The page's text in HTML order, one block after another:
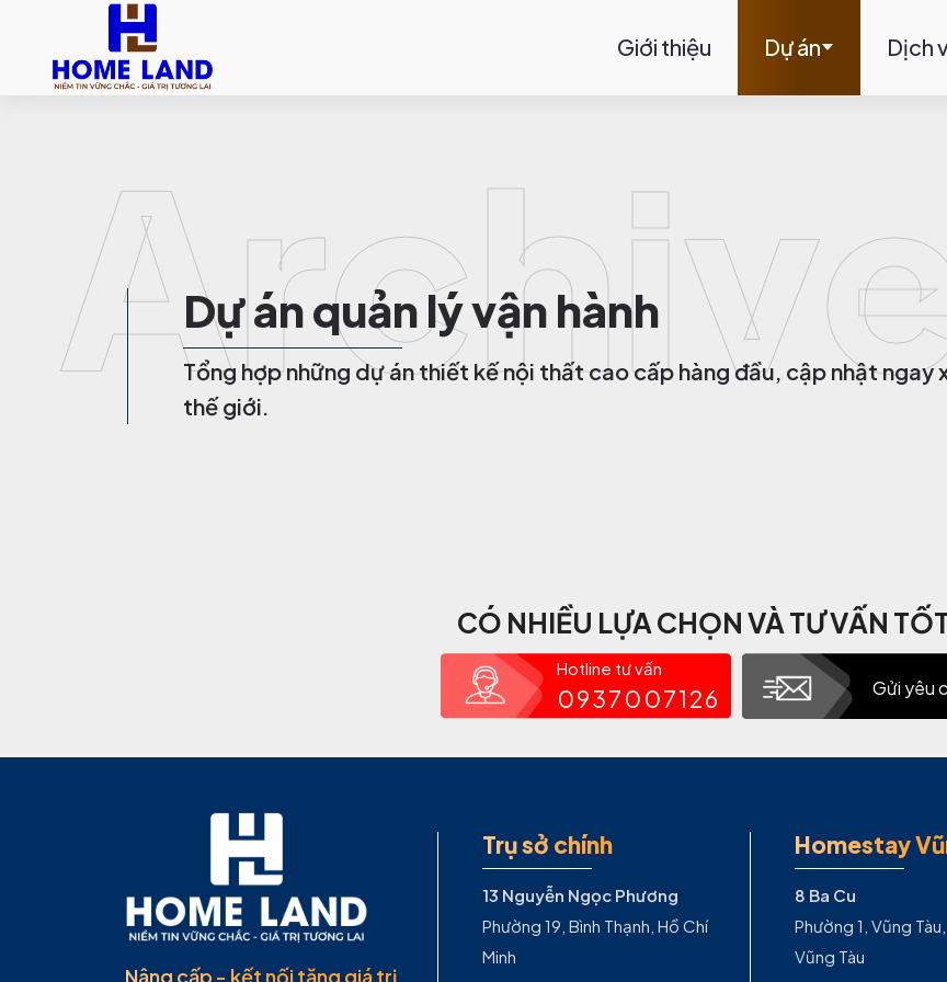
Giới thiệu Dự án Dịch
Dự án quản lý vận hành
Tổng hợp những dự án thiết kế nội thất cao cấp hàng đầu, cập nhật
thế giới.
CÓ NHIỀU LỰA CHỌN VÀ TƯ VẤN
Hotline tư vấn
0937007126 Gửi yêu
Nâng cấp - kết nối tăng giá trị
Trụ sở chính
13 Nguyễn Ngọc Phương
Phường 19, Bình Thạnh, Hồ Chí
Minh
Homestay
8 Ba Cu
Phường 1, Vũng
Vũng Tàu